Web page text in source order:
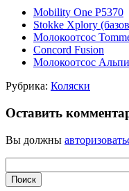
Mobility One P5370
Stokke Xplory
Молокоотсос
Concord Fusion
Молокоотсос
Рубрика: Коляски
Оставить
Вы должны